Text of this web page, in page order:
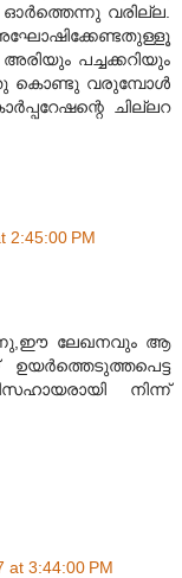
വരില്ല.
പച്ചക്കറിയും
കൊണ്ടു വരുമ്പോള്‍
ചില്ലറ
2:45:00 PM
ലേഖനവും ആ
നിന്ന്
at 3:44:00 PM